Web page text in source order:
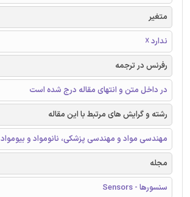
متغیر
ندارد ☓
رفرنس در ترجمه
در داخل متن و انتهای مقاله درج شده است
رشته و گرایش های مرتبط با این مقاله
مهندسی مواد و مهندسی پزشکی، نانومواد و بیومواد
مجله
سنسورها - Sensors